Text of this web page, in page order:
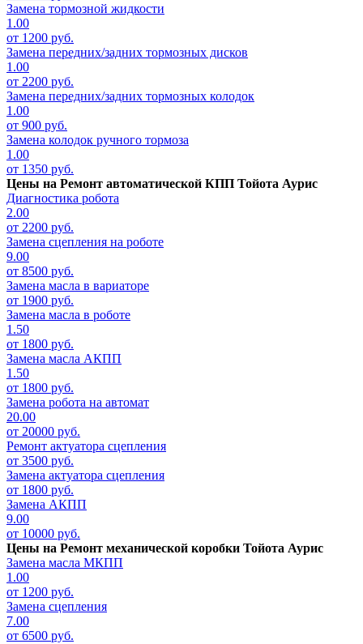
Замена тормозной жидкости
1.00
от 1200 руб.
Замена передних/задних тормозных дисков
1.00
от 2200 руб.
Замена передних/задних тормозных колодок
1.00
от 900 руб.
Замена колодок ручного тормоза
1.00
от 1350 руб.
Цены на Ремонт автоматической КПП Тойота Аурис
Диагностика робота
2.00
от 2200 руб.
Замена сцепления на роботе
9.00
от 8500 руб.
Замена масла в вариаторе
от 1900 руб.
Замена масла в роботе
1.50
от 1800 руб.
Замена масла АКПП
1.50
от 1800 руб.
Замена робота на автомат
20.00
от 20000 руб.
Ремонт актуатора сцепления
от 3500 руб.
Замена актуатора сцепления
от 1800 руб.
Замена АКПП
9.00
от 10000 руб.
Цены на Ремонт механической коробки Тойота Аурис
Замена масла МКПП
1.00
от 1200 руб.
Замена сцепления
7.00
от 6500 руб.